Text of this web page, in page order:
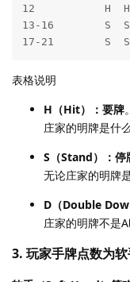
12           H  H
13-16        S
表格说明
H（Hit）：要牌
庄家的明牌是什
S（Stand）：停
无论庄家的明牌
D（Double
庄家的明牌不是
3. 玩家手牌点数为